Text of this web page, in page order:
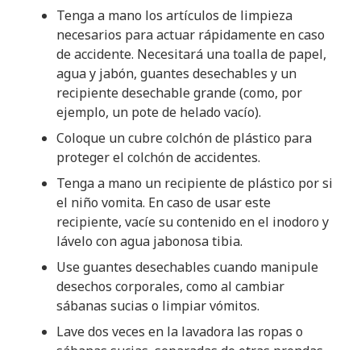
Tenga a mano los artículos de limpieza
necesarios para actuar rápidamente en caso
de accidente. Necesitará una toalla de papel,
agua y jabón, guantes desechables y un
recipiente desechable grande (como, por
ejemplo, un pote de helado vacío).
Coloque un cubre colchón de plástico para
proteger el colchón de accidentes.
Tenga a mano un recipiente de plástico por si
el niño vomita. En caso de usar este
recipiente, vacíe su contenido en el inodoro y
lávelo con agua jabonosa tibia.
Use guantes desechables cuando manipule
desechos corporales, como al cambiar
sábanas sucias o limpiar vómitos.
Lave dos veces en la lavadora las ropas o